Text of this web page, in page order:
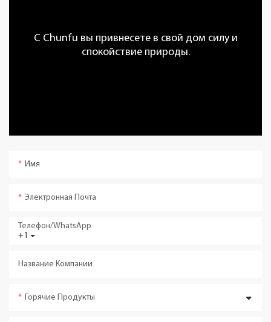
С Chunfu вы привнесете в свой дом силу и
спокойствие природы.
Имя
Электронная Почта
+1
Телефон/WhatsApp
Название Компании
Горячие Продукты